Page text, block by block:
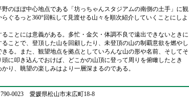
のほぼ中心地点である「坊っちゃんスタジアムの南側の土手」に観
ぐるっと360°回転して見渡せる山々を順次紹介していくことにしよ
ことには意義がある。多忙・金欠・体調不良で遠出できないときに
ことで、登頂した山を回顧したり、未登頂の山の制覇意欲を燃やし
る。また、観望地点を拠点としていろんな山の形や名前、そしてそ
に叩き込んでおけば、どこかの山頂に登って周りを俯瞰したとき
り、眺望の楽しみはより一層深まるのである。
0023 愛媛県松山市末広町18-8